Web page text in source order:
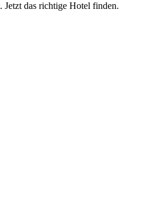
Jetzt das richtige Hotel finden.